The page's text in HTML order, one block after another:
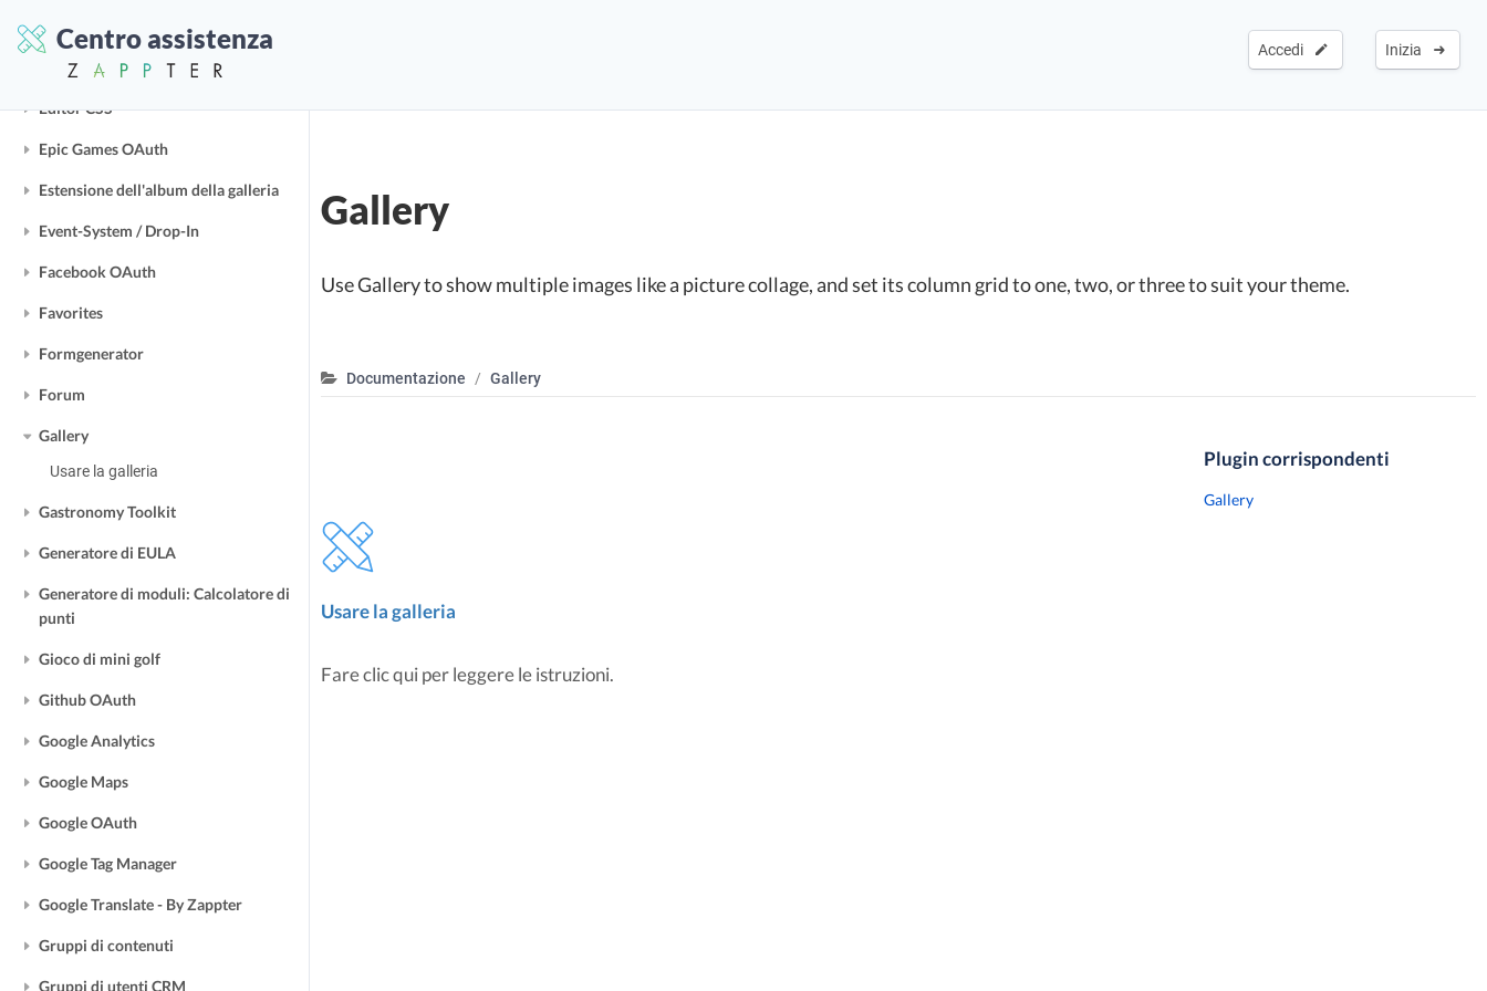
Centro assistenza Inizia
Accedi
Dominio web-app personalizzato
E-Commerce / Shop
Editor CSS
Epic Games OAuth
Estensione dell'album della galleria
Event-System / Drop-In
Facebook OAuth
Favorites
Formgenerator
Forum
Gallery
Usare la galleria
Gastronomy Toolkit
Generatore di EULA
Generatore di moduli: Calcolatore di
punti
Gioco di mini golf
Github OAuth
Google Analytics
Google Maps
Google OAuth
Google Tag Manager
Google Translate - By Zappter
Gruppi di contenuti
Gruppi di utenti CRM
Gallery
Use Gallery to show multiple images like a picture collage, and set its column grid to one, two, or three to suit your theme.
Documentazione Gallery
Usare la galleria
Fare clic qui per leggere le istruzioni.
Plugin corrispondenti
Gallery